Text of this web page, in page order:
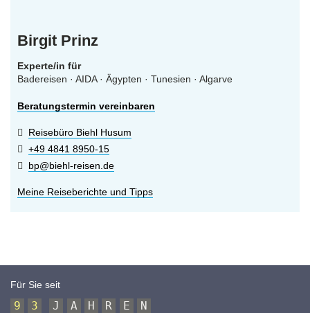
Birgit Prinz
Experte/in für
Badereisen · AIDA · Ägypten · Tunesien · Algarve
Beratungstermin vereinbaren
Reisebüro Biehl Husum
+49 4841 8950-15
bp@biehl-reisen.de
Meine Reiseberichte und Tipps
Für Sie seit
9 3 J A H R E
N